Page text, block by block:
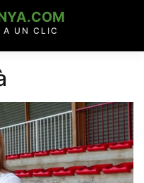
UN CLIC